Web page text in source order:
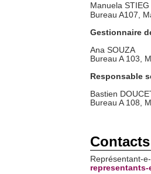
Manuela STIEG
Bureau A107,
Gestionnaire
Ana SOUZA
Bureau A 103,
Responsable
Bastien
Bureau A 108,
Contacts
Représentant-